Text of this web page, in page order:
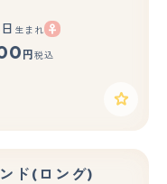
もっと見る
生まれ
円 税込
ド(ロング)